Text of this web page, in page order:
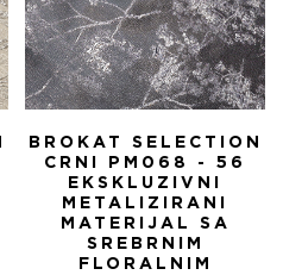
BROKAT SELECTION
CRNI PM068 - 56
EKSKLUZIVNI
METALIZIRANI
MATERIJAL SA
SREBRNIM
FLORALNIM